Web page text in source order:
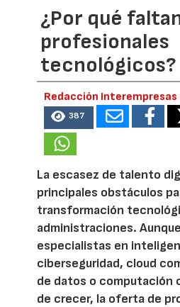
¿Por qué
profesionales
tecnológicos?
Redacción Interempresas
387
La escasez de talento
principales obstáculos
transformación
administraciones.
especialistas en
ciberseguridad, cloud
de datos o computación
de crecer, la oferta de